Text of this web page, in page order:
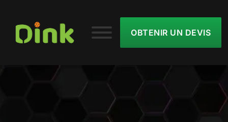
OBTENIR UN DEVIS